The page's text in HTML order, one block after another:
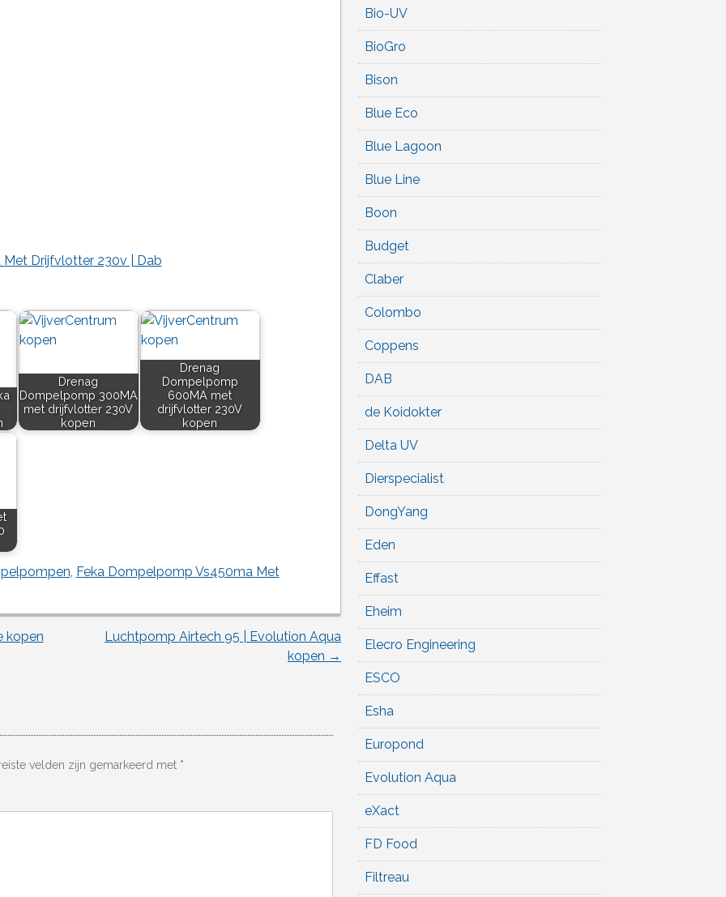
Drijfvlotter 230v | Dab
Drenag
Dompelpomp 300MA
met drijfvlotter 230V
kopen
Drenag
Dompelpomp
600MA met
drijfvlotter 230V
kopen
, Feka Dompelpomp Vs450ma Met
kopen
Luchtpomp Airtech 95 | Evolution Aqua
kopen →
velden zijn gemarkeerd met *
Bio-UV
BioGro
Bison
Blue Eco
Blue Lagoon
Blue Line
Boon
Budget
Claber
Colombo
Coppens
DAB
de Koidokter
Delta UV
Dierspecialist
DongYang
Eden
Effast
Eheim
Elecro Engineering
ESCO
Esha
Europond
Evolution Aqua
eXact
FD Food
Filtreau